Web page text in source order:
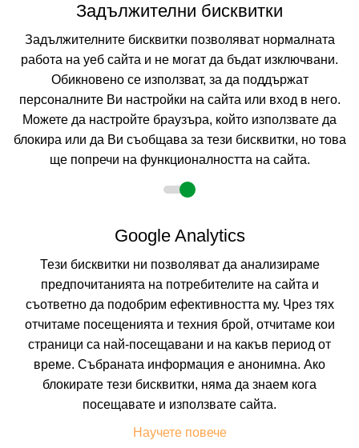
Собствен
10.08.2026 5 нощувки
Настаняване
2 възрастни
Описание
Хотел КИПАРИСИТЕ ****, Слънчев Бряг
Курорт: Слънчев Бряг
Местоположение:
Хотел Кипарисите е разположен във вилна зона
Зора, в северната част на к.к. Слънчев Бряг, на 3 км. от центъра на
курорта и на 8 километра от Несебър.
Пясъчен, на 80 метра от хотела. Влизането в морето е плавно.
Шестетажният Хотел Кипарисите разполага с един
партерен и пет хотелски етажа, обслужва от един асансьор и предлага
настаняване в 76 двойни стаи.
Задължителни бисквитки
Задължителните бисквитки позволяват нормалната
работа на уеб сайта и не могат да бъдат изключвани.
Обикновено се използват, за да поддържат
персоналните Ви настройки на сайта или вход в него.
Можете да настройте браузъра, който използвате да
блокира или да Ви съобщава за тези бисквитки, но това
ще попречи на функционалността на сайта.
Google Analytics
Тези бисквитки ни позволяват да анализираме
предпочитанията на потребителите на сайта и
съответно да подобрим ефективността му. Чрез тях
отчитаме посещенията и техния брой, отчитаме кои
страници са най-посещавани и на какъв период от
време. Събраната информация е анонимна. Ако
блокирате тези бисквитки, няма да знаем кога
посещавате и използвате сайта.
Научете повече